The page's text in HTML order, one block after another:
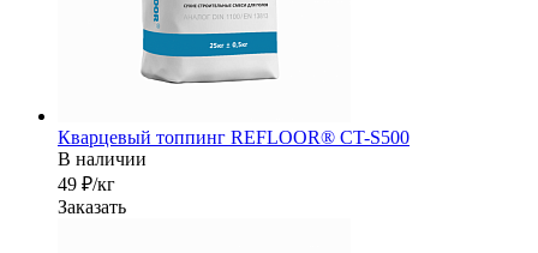
Кварцевый топпинг REFLOOR® CT-S500
В наличии
49 ₽/кг
Заказать